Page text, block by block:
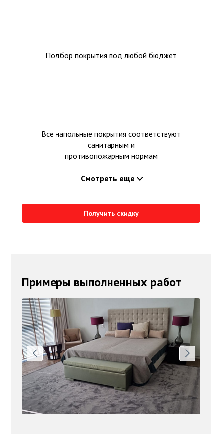
Подбор покрытия под любой бюджет
Все напольные покрытия соответствуют
санитарным и
противопожарным нормам
Смотреть еще
Получить скидку
Примеры выполненных работ